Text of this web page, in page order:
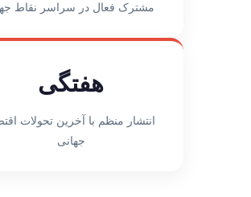
مشترک فعال در سراسر نقاط
هفتگی
انتشار منظم با آخرین تحولات
جهانی